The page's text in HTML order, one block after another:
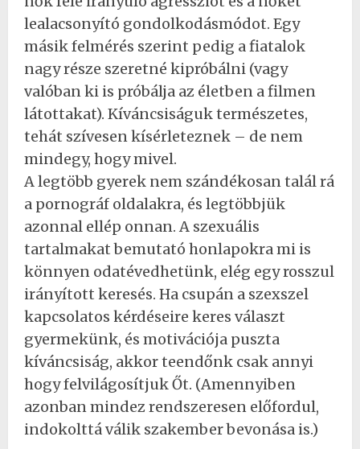
lealacsonyító gondolkodásmódot. Egy
másik felmérés szerint pedig a fiatalok
nagy része szeretné kipróbálni (vagy
valóban ki is próbálja az életben a filmen
látottakat). Kíváncsiságuk természetes,
tehát szívesen kísérleteznek – de nem
mindegy, hogy mivel.
A legtöbb gyerek nem szándékosan talál rá
a pornográf oldalakra, és legtöbbjük
azonnal ellép onnan. A szexuális
tartalmakat bemutató honlapokra mi is
könnyen odatévedhetünk, elég egy rosszul
irányított keresés. Ha csupán a szexszel
kapcsolatos kérdéseire keres választ
gyermekünk, és motivációja puszta
kíváncsiság, akkor teendőnk csak annyi
hogy felvilágosítjuk Őt. (Amennyiben
azonban mindez rendszeresen előfordul,
indokolttá válik szakember bevonása is.)